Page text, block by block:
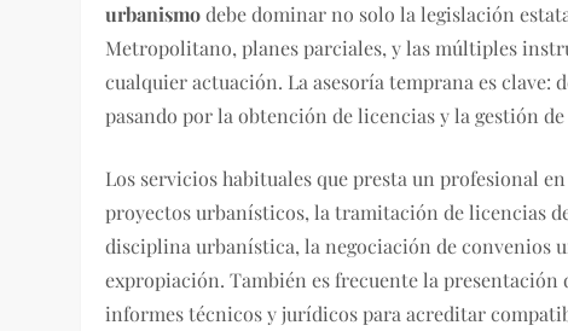
urbanismodebe dominar no solo la legislación
Metropolitano, planes parciales, y las múltiples
cualquier actuación. La asesoría temprana es clave:
pasando por la obtención de licencias y la gestión
Los servicios habituales que presta un profesional
proyectos urbanísticos, la tramitación de licencias
disciplina urbanística, la negociación de convenios
expropiación. También es frecuente la
informes técnicos y jurídicos para acreditar